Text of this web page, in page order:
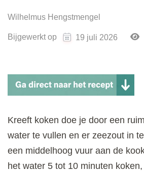
Wilhelmus Hengstmengel
Bijgewerkt op 19 juli 2026
Kreeft koken doe je door een
water te vullen en er zeezout in
een middelhoog vuur aan de
het water 5 tot 10 minuten